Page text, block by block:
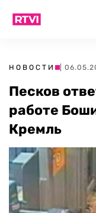
НОВОСТИ |
Песков
работе
Кремль